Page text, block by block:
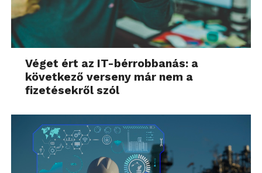
Véget ért az IT-bérrobbanás: a
következő verseny már nem a
fizetésekről szól